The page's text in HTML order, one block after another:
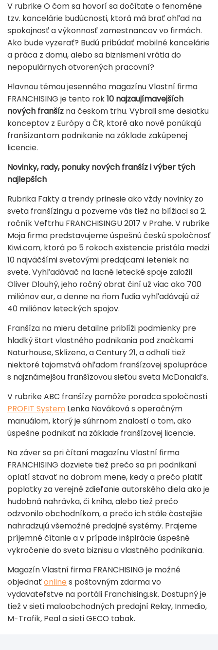
V rubrike O čom sa hovorí sa dočítate o fenoméne
tzv. kancelárie budúcnosti, ktorá má brať ohľad na
spokojnosť a výkonnosť zamestnancov vo firmách.
Ako bude vyzerať? Budú pribúdať mobilné kancelárie
a práca z domu, alebo sa biznismeni vrátia do
nepopulárnych otvorených pracovní?
Hlavnou témou jesenného magazínu Vlastní firma
FRANCHISING je tento rok10 najzaujímavejších
nových franšíz na českom trhu. Vybrali sme desiatku
konceptov z Európy a ČR, ktoré ako nové ponúkajú
franšízantom podnikanie na základe zakúpenej
licencie.
Novinky, rady, ponuky nových franšíz i výber tých
najlepších
Rubrika Fakty a trendy prinesie ako vždy novinky zo
sveta franšízingu a pozveme vás tiež na blížiaci sa 2.
ročník Veľtrhu FRANCHISINGU 2017 v Prahe. V rubrike
Moja firma predstavujeme úspešnú českú spoločnosť
Kiwi.com, ktorá po 5 rokoch existencie pristála medzi
10 najväčšími svetovými predajcami leteniek na
svete. Vyhľadávač na lacné letecké spoje založil
Oliver Dlouhý, jeho ročný obrat činí už viac ako 700
miliónov eur, a denne na ňom ľudia vyhľadávajú až
40 miliónov leteckých spojov.
Franšíza na mieru detailne priblíži podmienky pre
hladký štart vlastného podnikania pod značkami
Naturhouse, Sklizeno, a Century 21, a odhalí tiež
niektoré tajomstvá ohľadom franšízovej spolupráce
s najznámejšou franšízovou sieťou sveta McDonald’s.
V rubrike ABC franšízy pomôže poradca spoločnosti
PROFIT System Lenka Nováková s operačným
manuálom, ktorý je súhrnom znalostí o tom, ako
úspešne podnikať na základe franšízovej licencie.
Na záver sa pri čítaní magazínu Vlastní firma
FRANCHISING dozviete tiež prečo sa pri podnikaní
oplatí stavať na dobrom mene, kedy a prečo platiť
poplatky za verejné zdieľanie autorského diela ako je
hudobná nahrávka, či kniha, alebo tiež prečo
odzvonilo obchodníkom, a prečo ich stále častejšie
nahradzujú všemožné predajné systémy. Prajeme
príjemné čítanie a v prípade inšpirácie úspešné
vykročenie do sveta biznisu a vlastného podnikania.
Magazín Vlastní firma FRANCHISING je možné
objednaťonline s poštovným zdarma vo
vydavateľstve na portáli Franchising.sk. Dostupný je
tiež v sieti maloobchodných predajní Relay, Inmedio,
M-Trafik, Peal a sieti GECO tabak.